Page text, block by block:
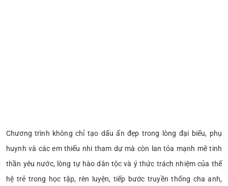
Chương trình không chỉ tạo dấu ấn đẹp trong lòng đại biểu, phụ
huynh và các em thiếu nhi tham dự mà còn lan tỏa mạnh mẽ tinh
thần yêu nước, lòng tự hào dân tộc và ý thức trách nhiệm của thế
hệ trẻ trong học tập, rèn luyện, tiếp bước truyền thống cha anh,